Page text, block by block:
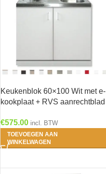
Keukenblok 60×100 Wit met e-
kookplaat + RVS aanrechtblad
€575.00 incl. BTW
TOEVOEGEN AAN
WINKELWAGEN